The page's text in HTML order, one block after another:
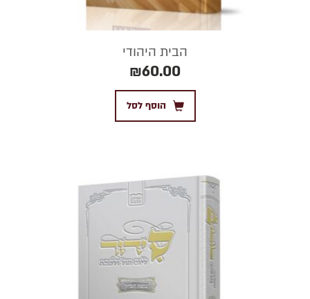
הבית היהודי
₪60.00
הוסף לסל